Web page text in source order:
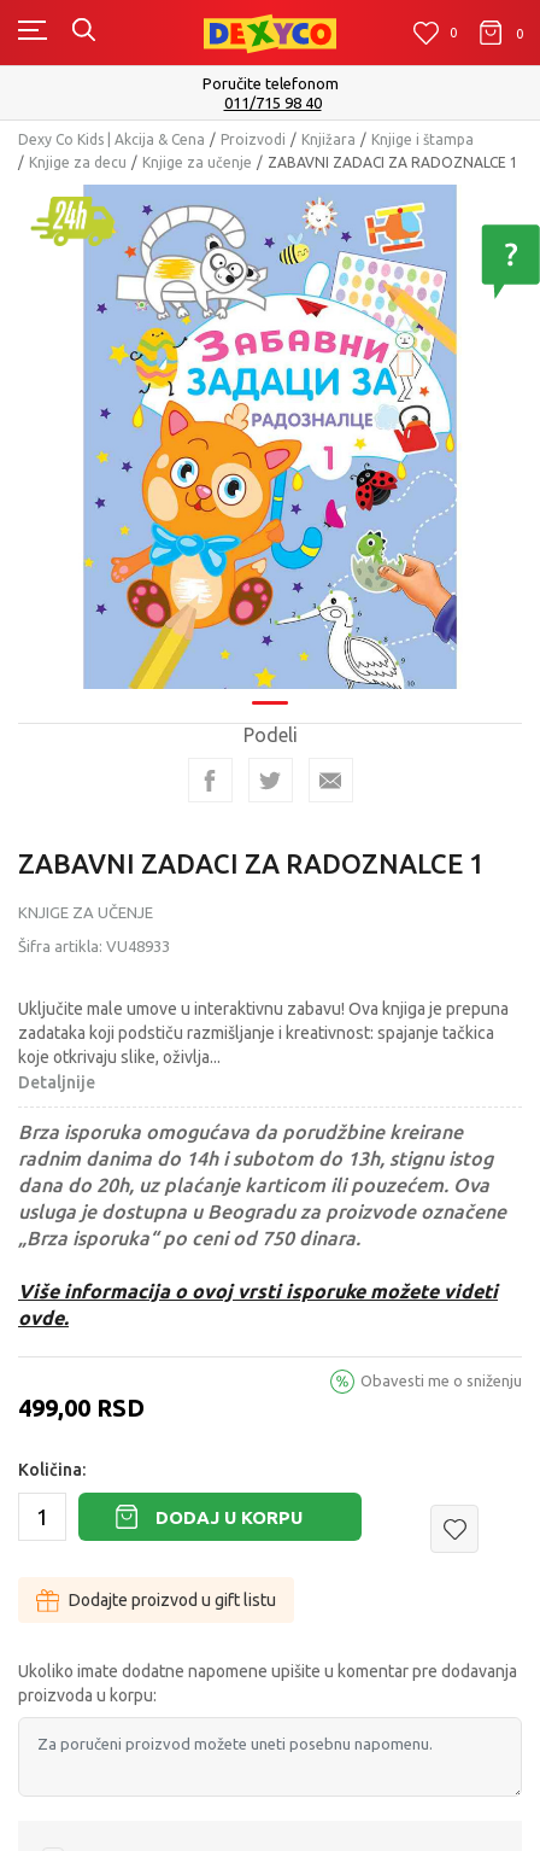
0 0 0
Isporuku možete očekivati u roku od 2 do 4 radna dana!
Pogledaj više
Dexy Co Kids | Akcija & Cena Proizvodi Knjižara
Knjige i štampa
Knjige za decu
Knjige za učenje ZABAVNI ZADACI ZA RADOZNALCE 1
Podeli
ZABAVNI ZADACI ZA RADOZNALCE 1
KNJIGE ZA UČENJE
Šifra artikla: VU48933
Uključite male umove u interaktivnu zabavu! Ova knjiga je prepuna
zadataka koji podstiču razmišljanje i kreativnost: spajanje tačkica
koje otkrivaju slike, oživlja...
Detaljnije
Brza isporuka omogućava da porudžbine kreirane
radnim danima do 14h i subotom do 13h, stignu istog
dana do 20h, uz plaćanje karticom ili pouzećem. Ova
usluga je dostupna u Beogradu za proizvode označene
„Brza isporuka“ po ceni od 750 dinara.
Više informacija o ovoj vrsti isporuke možete videti
ovde.
499,00 RSD
Obavesti me o sniženju
Količina:
DODAJ U KORPU
Dodajte proizvod u gift listu
Ukoliko imate dodatne napomene upišite u komentar pre dodavanja
proizvoda u korpu: